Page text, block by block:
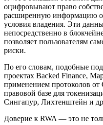
оцифровывают право
расширенную информацию об
условия владения. Эти
непосредственно в
позволяет пользователям
риски.
По его словам, подобные
проектах Backed Finance,
применением протоколов
правовой базе для
Сингапур, Лихтенштейн и
Доверие к RWA — это не